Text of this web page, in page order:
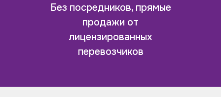
Без посредников, прямые
продажи от
лицензированных
перевозчиков